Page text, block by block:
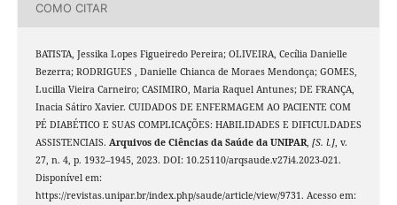
COMO CITAR
BATISTA, Jessika Lopes Figueiredo Pereira; OLIVEIRA, Cecília Danielle
Bezerra; RODRIGUES , Danielle Chianca de Moraes Mendonça; GOMES,
Lucilla Vieira Carneiro; CASIMIRO, Maria Raquel Antunes; DE FRANÇA,
Inacia Sátiro Xavier. CUIDADOS DE ENFERMAGEM AO PACIENTE COM
PÉ DIABÉTICO E SUAS COMPLICAÇÕES: HABILIDADES E DIFICULDADES
ASSISTENCIAIS. Arquivos de Ciências da Saúde da UNIPAR, [S. l.], v.
27, n. 4, p. 1932–1945, 2023. DOI: 10.25110/arqsaude.v27i4.2023-021.
Disponível em:
https://revistas.unipar.br/index.php/saude/article/view/9731. Acesso em: